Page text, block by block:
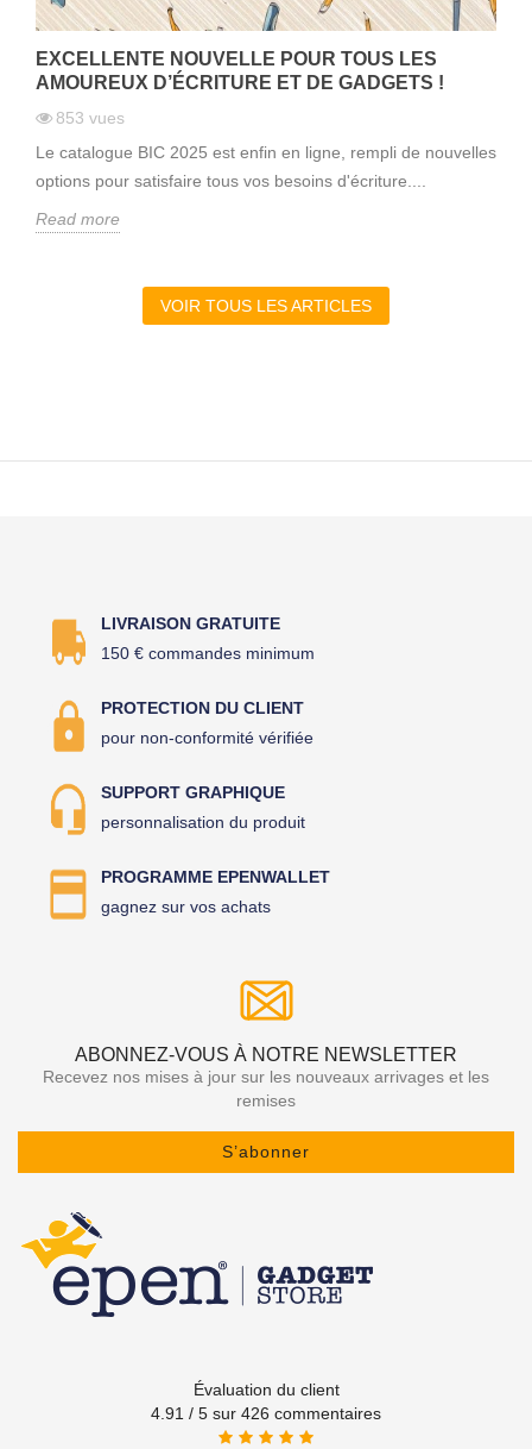
EXCELLENTE NOUVELLE POUR TOUS LES
AMOUREUX D’ÉCRITURE ET DE GADGETS !
853 vues
Le catalogue BIC 2025 est enfin en ligne, rempli de nouvelles
options pour satisfaire tous vos besoins d'écriture....
Read more
VOIR TOUS LES ARTICLES
LIVRAISON GRATUITE
150 € commandes minimum
PROTECTION DU CLIENT
pour non-conformité vérifiée
SUPPORT GRAPHIQUE
personnalisation du produit
PROGRAMME EPENWALLET
gagnez sur vos achats
ABONNEZ-VOUS À NOTRE NEWSLETTER
Recevez nos mises à jour sur les nouveaux arrivages et les
remises
S’abonner
Évaluation du client
4.91 / 5 sur 426 commentaires